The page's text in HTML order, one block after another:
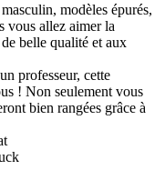
modèles épurés,
vous allez aimer la
belle qualité et aux
professeur, cette
! Non seulement vous
bien rangées grâce à